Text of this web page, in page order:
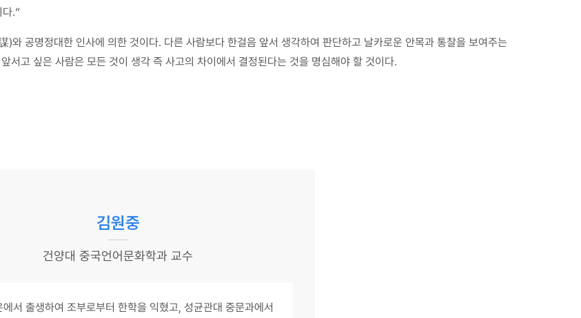
.”
와 공명정대한 인사에 의한 것이다. 다른 사람보다 한걸음 앞서 생각하여 판단하고 날카로운 안목과 통찰을 보여주는
서고 싶은 사람은 모든 것이 생각 즉 사고의 차이에서 결정된다는 것을 명심해야 할 것이다.
김원중
건양대 중국언어문화학과 교수
에서 출생하여 조부로부터 한학을 익혔고, 성균관대 중문과에서